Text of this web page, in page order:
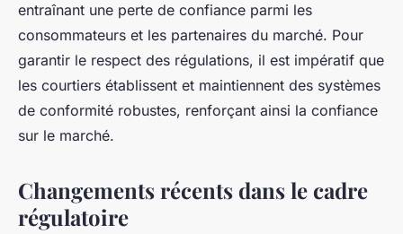
entraînant une perte de confiance parmi les
consommateurs et les partenaires du marché. Pour
garantir le respect des régulations, il est impératif que
les courtiers établissent et maintiennent des systèmes
de conformité robustes, renforçant ainsi la confiance
sur le marché.
Changements récents dans le cadre
régulatoire